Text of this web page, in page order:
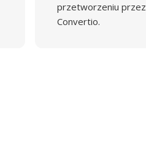
przetworzeniu przez
Convertio.